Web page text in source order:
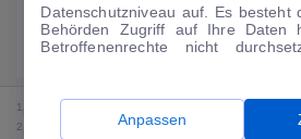
Kraftstoffverbrauch komb. 5,4 l/100 km · CO₂-
· CO₂-Klasse D · WLTP*
1
2 Bei dem Streichpreis handelt es sich für
Datenschutzniveau auf. Es besteht
Behörden Zugriff auf Ihre Daten
Betroffenenrechte nicht
anpassen. Dies ist auch später
Cookie-Richtliniemöglich. Weitere
Sie in unsererDatenschutzerklärung
Anpassen